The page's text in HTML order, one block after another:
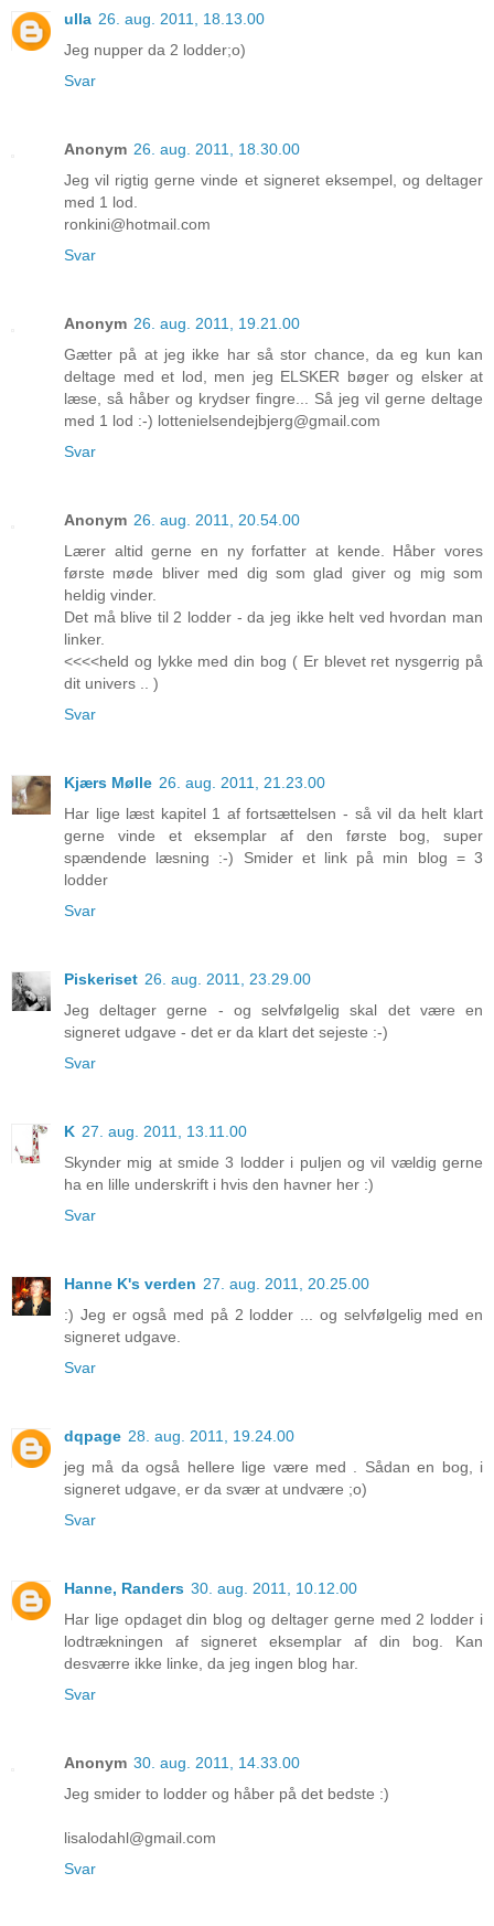
ulla 26. aug. 2011, 18.13.00
Jeg nupper da 2 lodder;o)
Svar
Anonym 26. aug. 2011, 18.30.00
Jeg vil rigtig gerne vinde et signeret eksempel, og deltager
med 1 lod.
ronkini@hotmail.com
Svar
Anonym 26. aug. 2011, 19.21.00
Gætter på at jeg ikke har så stor chance, da eg kun kan
deltage med et lod, men jeg ELSKER bøger og elsker at
læse, så håber og krydser fingre... Så jeg vil gerne deltage
med 1 lod :-) lottenielsendejbjerg@gmail.com
Svar
Anonym 26. aug. 2011, 20.54.00
Lærer altid gerne en ny forfatter at kende. Håber vores
første møde bliver med dig som glad giver og mig som
heldig vinder.
Det må blive til 2 lodder - da jeg ikke helt ved hvordan man
linker.
<<<<held og lykke med din bog ( Er blevet ret nysgerrig på
dit univers .. )
Svar
Kjærs Mølle 26. aug. 2011, 21.23.00
Har lige læst kapitel 1 af fortsættelsen - så vil da helt klart
gerne vinde et eksemplar af den første bog, super
spændende læsning :-) Smider et link på min blog = 3
lodder
Svar
Piskeriset 26. aug. 2011, 23.29.00
Jeg deltager gerne - og selvfølgelig skal det være en
signeret udgave - det er da klart det sejeste :-)
Svar
K 27. aug. 2011, 13.11.00
Skynder mig at smide 3 lodder i puljen og vil vældig gerne
ha en lille underskrift i hvis den havner her :)
Svar
Hanne K's verden 27. aug. 2011, 20.25.00
:) Jeg er også med på 2 lodder ... og selvfølgelig med en
signeret udgave.
Svar
dqpage 28. aug. 2011, 19.24.00
jeg må da også hellere lige være med . Sådan en bog, i
signeret udgave, er da svær at undvære ;o)
Svar
Hanne, Randers 30. aug. 2011, 10.12.00
Har lige opdaget din blog og deltager gerne med 2 lodder i
lodtrækningen af signeret eksemplar af din bog. Kan
desværre ikke linke, da jeg ingen blog har.
Svar
Anonym 30. aug. 2011, 14.33.00
Jeg smider to lodder og håber på det bedste :)
lisalodahl@gmail.com
Svar